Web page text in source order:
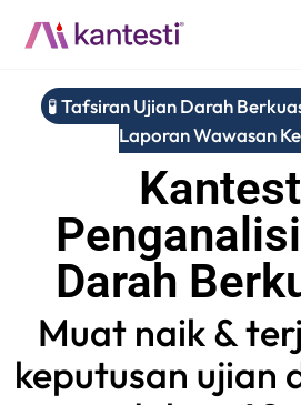
🧪 Tafsiran Ujian Darah
Laporan Wawasan
Darah
Muat naik &
keputusan ujian